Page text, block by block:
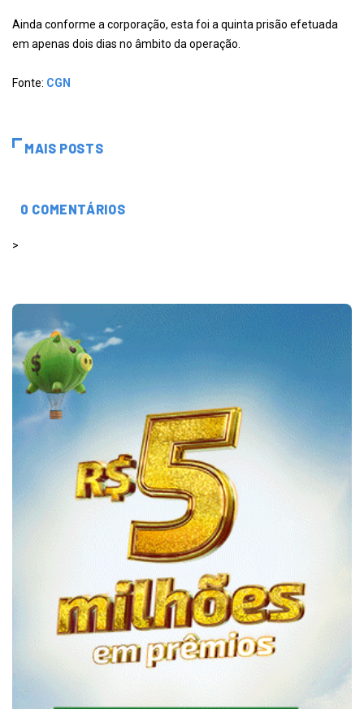
Ainda conforme a corporação, esta foi a quinta prisão efetuada
em apenas dois dias no âmbito da operação.
Fonte: CGN
MAIS POSTS
0 COMENTÁRIOS
>